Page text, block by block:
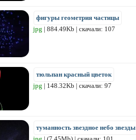
фигуры геометрия частицы
jpg | 884.49Kb | скачали: 107
тюльпан красный цветок
jpg | 148.32Kb | скачали: 97
туманность звездное небо звезды